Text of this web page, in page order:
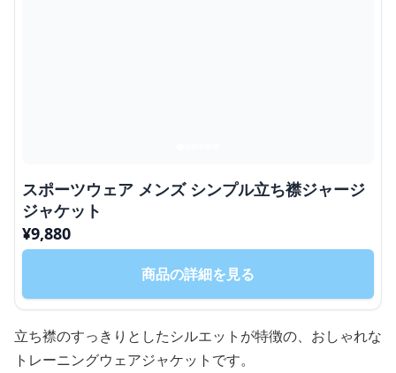
スポーツウェア メンズ シンプル立ち襟ジャージ
ジャケット
¥9,880
商品の詳細を見る
立ち襟のすっきりとしたシルエットが特徴の、おしゃれな
トレーニングウェアジャケットです。